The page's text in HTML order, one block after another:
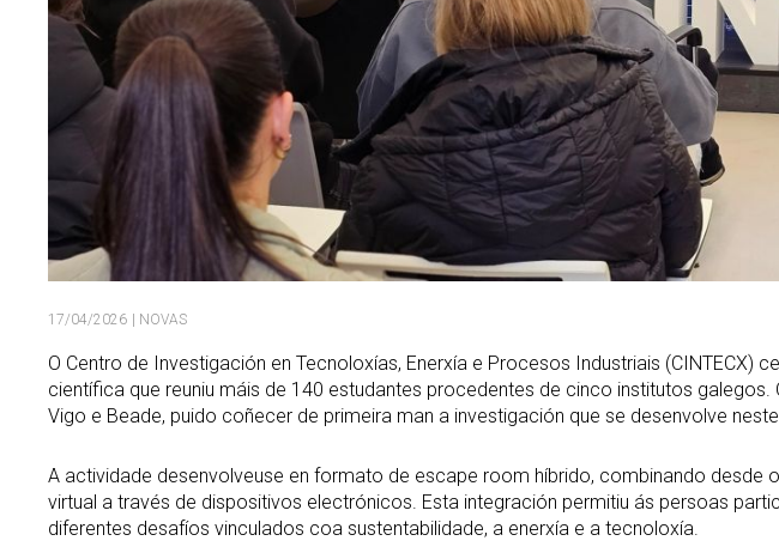
17/04/2026 | NOVAS
O Centro de Investigación en Tecnoloxías, Enerxía e Procesos Industriais (CINTECX)
científica que reuniu máis de 140 estudantes procedentes de cinco institutos
Vigo e Beade, puido coñecer de primeira man a investigación que se desenvolve
A actividade desenvolveuse en formato de escape room híbrido, combinando desde
virtual a través de dispositivos electrónicos. Esta integración permitiu ás persoas
diferentes desafíos vinculados coa sustentabilidade, a enerxía e a tecnoloxía.